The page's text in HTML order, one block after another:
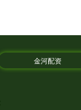
金河配资